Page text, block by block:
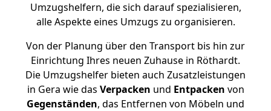
Umzugshelfern, die sich darauf spezialisieren,
alle Aspekte eines Umzugs zu organisieren.
Von der Planung über den Transport bis hin zur
Einrichtung Ihres neuen Zuhause in Röthardt.
Die Umzugshelfer bieten auch Zusatzleistungen
in Gera wie das Verpacken und Entpacken von
Gegenständen, das Entfernen von Möbeln und